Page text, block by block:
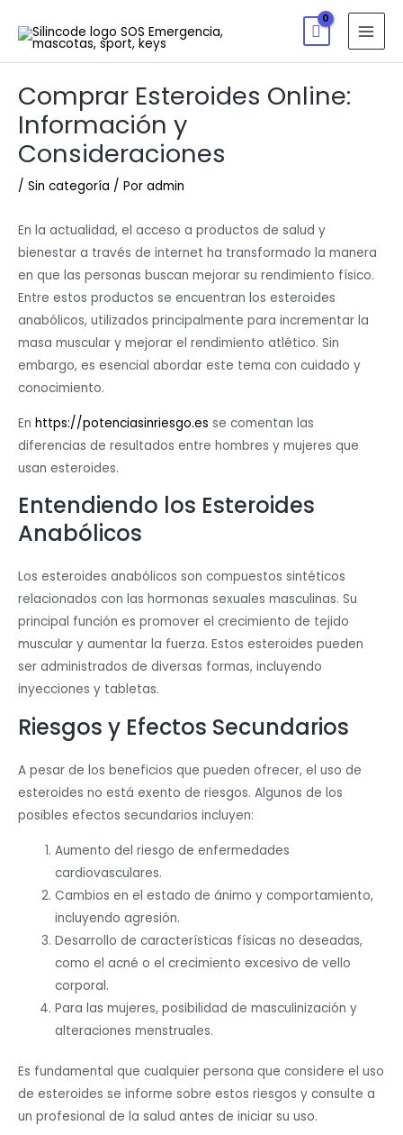
Comprar Esteroides Online:
Información y
Consideraciones
/ Sin categoría / Por admin
En la actualidad, el acceso a productos de salud y
bienestar a través de internet ha transformado la manera
en que las personas buscan mejorar su rendimiento físico.
Entre estos productos se encuentran los esteroides
anabólicos, utilizados principalmente para incrementar la
masa muscular y mejorar el rendimiento atlético. Sin
embargo, es esencial abordar este tema con cuidado y
conocimiento.
En https://potenciasinriesgo.es se comentan las
diferencias de resultados entre hombres y mujeres que
usan esteroides.
Entendiendo los Esteroides
Anabólicos
Los esteroides anabólicos son compuestos sintéticos
relacionados con las hormonas sexuales masculinas. Su
principal función es promover el crecimiento de tejido
muscular y aumentar la fuerza. Estos esteroides pueden
ser administrados de diversas formas, incluyendo
inyecciones y tabletas.
Riesgos y Efectos Secundarios
A pesar de los beneficios que pueden ofrecer, el uso de
esteroides no está exento de riesgos. Algunos de los
posibles efectos secundarios incluyen:
Aumento del riesgo de enfermedades
cardiovasculares.
Cambios en el estado de ánimo y comportamiento,
incluyendo agresión.
Desarrollo de características físicas no deseadas,
como el acné o el crecimiento excesivo de vello
corporal.
Para las mujeres, posibilidad de masculinización y
alteraciones menstruales.
Es fundamental que cualquier persona que considere el uso
de esteroides se informe sobre estos riesgos y consulte a
un profesional de la salud antes de iniciar su uso.